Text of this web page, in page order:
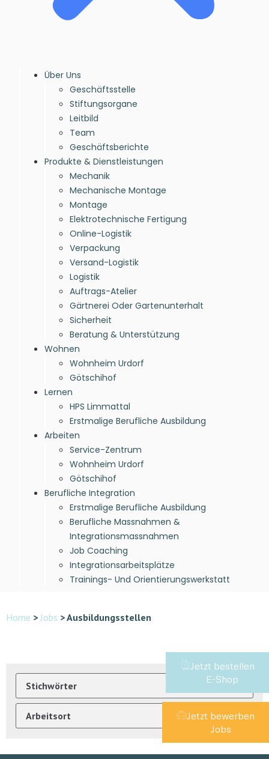
Über Uns
Geschäftsstelle
Stiftungsorgane
Leitbild
Team
Geschäftsberichte
Produkte & Dienstleistungen
Mechanik
Mechanische Montage
Montage
Elektrotechnische Fertigung
Online-Logistik
Verpackung
Versand-Logistik
Logistik
Auftrags-Atelier
Gärtnerei Oder Gartenunterhalt
Sicherheit
Beratung & Unterstützung
Wohnen
Wohnheim Urdorf
Götschihof
Lernen
HPS Limmattal
Erstmalige Berufliche Ausbildung
Arbeiten
Service-Zentrum
Wohnheim Urdorf
Götschihof
Berufliche Integration
Erstmalige Berufliche Ausbildung
Berufliche Massnahmen &
Integrationsmassnahmen
Job Coaching
Integrationsarbeitsplätze
Trainings- Und Orientierungswerkstatt
Jetzt bestellen
E-Shop
Jetzt bewerben
Jobs
Home >Jobs >Ausbildungsstellen